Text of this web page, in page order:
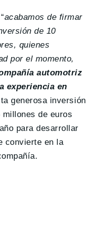
acabamos de firmar
de 10
quienes
por el momento,
automotriz
experiencia en
generosa inversión
de euros
para desarrollar
convierte en la